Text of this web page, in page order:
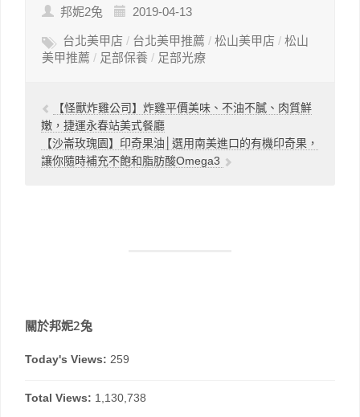
神器
邦妮2兔 2019-04-13
台北美甲店 / 台北美甲推薦 / 松山美甲店 / 松山
美甲推薦 / 足部保養 / 足部光療
【怪獸炸雞公司】炸雞平價美味、不油不膩、肉質鮮
嫩，捷運永春站美式餐廳
【沙崙玫瑰園】印奇果油│選用南美進口的有機印奇果，
讓你隨時補充不飽和脂肪酸Omega3
關於邦妮2兔
Today's Views: 259
Total Views: 1,130,738